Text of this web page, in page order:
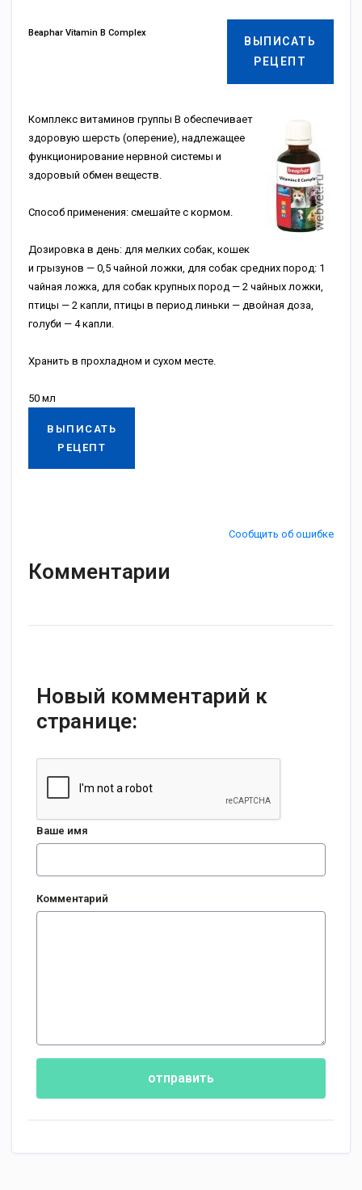
ВЫПИСАТЬ
РЕЦЕПТ
Beaphar Vitamin B Complex
Комплекс витаминов группы В обеспечивает
здоровую шерсть (оперение), надлежащее
функционирование нервной системы и
здоровый обмен веществ.
Способ применения: смешайте с кормом.
Дозировка в день: для мелких собак, кошек
и грызунов — 0,5 чайной ложки, для собак средних пород: 1
чайная ложка, для собак крупных пород — 2 чайных ложки,
птицы — 2 капли, птицы в период линьки — двойная доза,
голуби — 4 капли.
Хранить в прохладном и сухом месте.
50 мл
ВЫПИСАТЬ
РЕЦЕПТ
Сообщить об ошибке
Комментарии
Новый комментарий к
странице:
Ваше имя
Комментарий
отправить